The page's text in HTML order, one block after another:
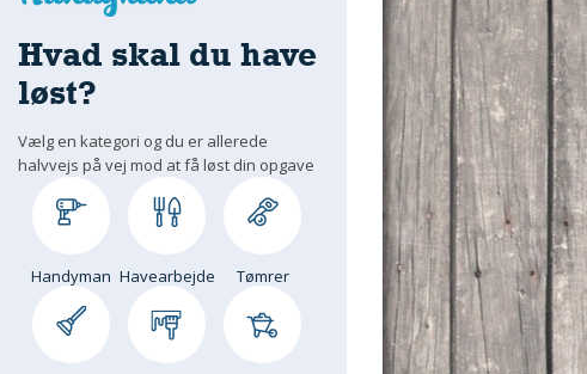
Hvad skal du have
løst?
Vælg en kategori og du er allerede
halvvejs på vej mod at få løst din opgave
Handyman Havearbejde Tømrer